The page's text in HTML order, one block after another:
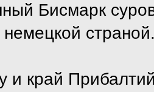
Бисмарк
и край